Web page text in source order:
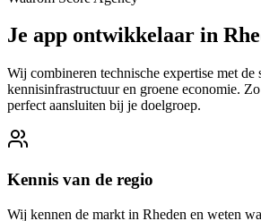
Je app ontwikkelaar in
Wij combineren technische expertise met de
kennisinfrastructuur en groene economie.
perfect aansluiten bij je doelgroep.
Kennis van de regio
Wij kennen de markt in Rheden en weten